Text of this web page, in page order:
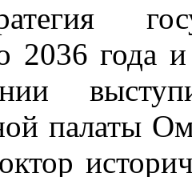
2036 года
палаты